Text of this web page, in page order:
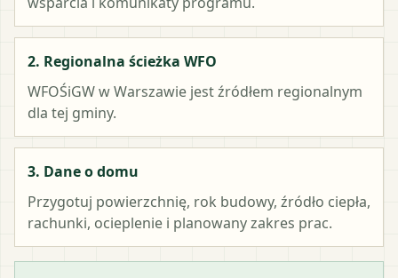
2. Regionalna ścieżka WFO
WFOŚiGW w Warszawie jest źródłem regionalnym
dla tej gminy.
3. Dane o domu
Przygotuj powierzchnię, rok budowy, źródło ciepła,
rachunki, ocieplenie i planowany zakres prac.